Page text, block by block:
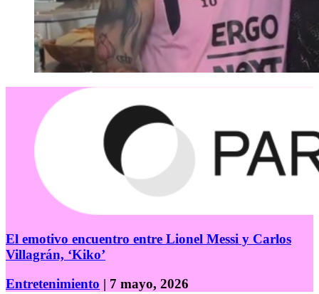
El emotivo encuentro entre Lionel Messi y Carlos
Villagrán, ‘Kiko’
Entretenimiento | 7 mayo, 2026